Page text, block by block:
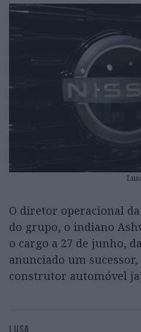
O diretor operacional
do grupo, o indiano
o cargo a 27 de junho,
anunciado um
construtor automóvel
LUSA